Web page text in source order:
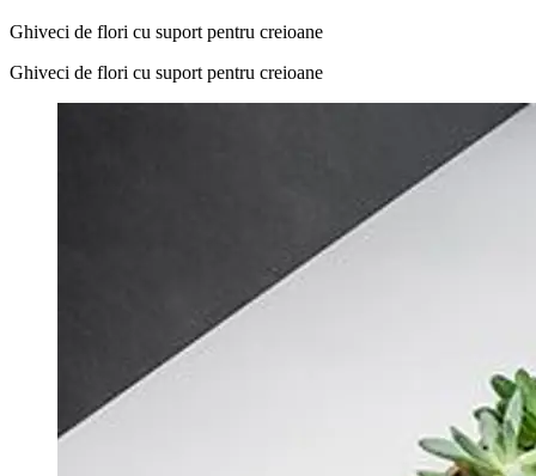
Ghiveci de flori cu suport pentru creioane
Ghiveci de flori cu suport pentru creioane